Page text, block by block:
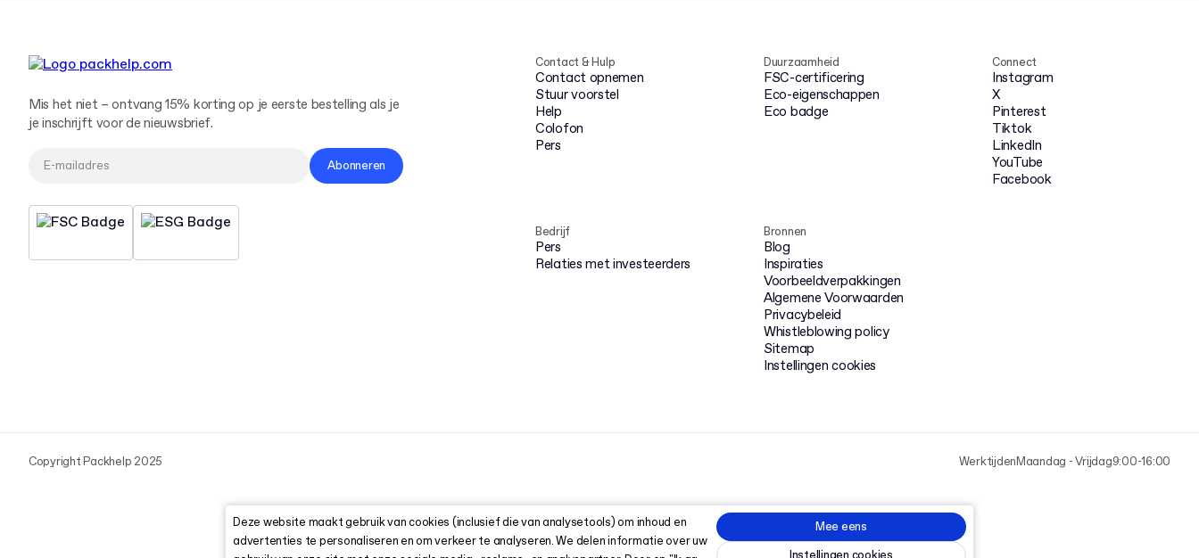
Contact & Hulp
Contact opnemen
Stuur voorstel
Help
Colofon
Pers
Bedrijf
Pers
Relaties met investeerders
Duurzaamheid
FSC-certificering
Eco-eigenschappen
Eco badge
Bronnen
Blog
Inspiraties
Voorbeeldverpakkingen
Algemene Voorwaarden
Privacybeleid
Whistleblowing policy
Sitemap
Instellingen cookies
Connect
Instagram
X
Pinterest
Tiktok
LinkedIn
YouTube
Facebook
Mis het niet – ontvang 15% korting op je eerste bestelling als je
je inschrijft voor de nieuwsbrief.
Abonneren
Copyright Packhelp 2025 WerktijdenMaandag - Vrijdag9:00-16:00
Deze website maakt gebruik van cookies (inclusief die van analysetools) om inhoud en
advertenties te personaliseren en om verkeer te analyseren. We delen informatie over uw
Mee eens